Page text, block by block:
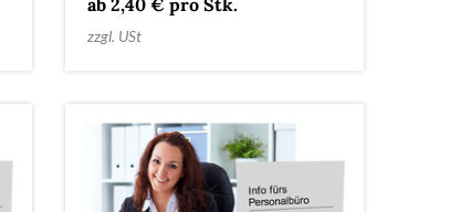
ab 2,40 € pro Stk.
zzgl. USt